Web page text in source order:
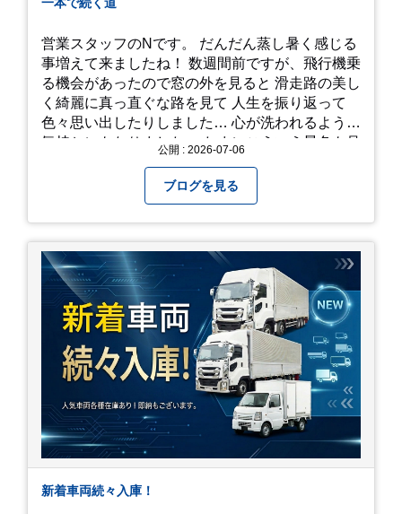
営業スタッフのNです。 だんだん蒸し暑く感じる
事増えて来ましたね！ 数週間前ですが、飛行機乗
る機会があったので窓の外を見ると 滑走路の美し
く綺麗に真っ直ぐな路を見て 人生を振り返って
色々思い出したりしました… 心が洗われるような
気持ちにもなりました。 たまにこういう景色も見
番になりますが皆様方くれぐれもご自愛ください
公開 : 2026-07-06
ブログを見る
新着車両続々入庫！